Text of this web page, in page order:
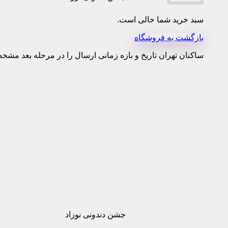
سبد خرید شما خالی است.
بازگشت به فروشگاه
ساکنان تهران تاریخ و بازه زمانی ارسال را در مرحله بعد
جشن دندونی نوزاد